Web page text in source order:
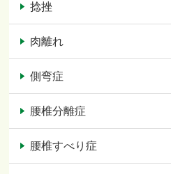
捻挫
肉離れ
側弯症
腰椎分離症
腰椎すべり症